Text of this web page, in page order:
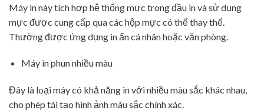
Máy in này tích hợp hệ thống mực trong đầu in và sử dụng
mực được cung cấp qua các hộp mực có thể thay thế.
Thường được ứng dụng in ấn cá nhân hoặc văn phòng.
Máy in phun nhiều màu
Đây là loại máy có khả năng in với nhiều màu sắc khác nhau,
cho phép tái tạo hình ảnh màu sắc chính xác.